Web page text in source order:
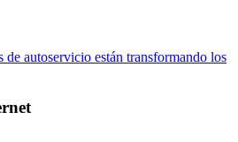
de autoservicio están transformando los